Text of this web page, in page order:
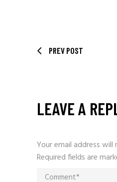
PREV POST
LEAVE A
Your email address
Required fields are